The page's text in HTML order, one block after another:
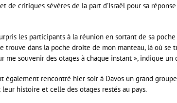
de critiques sévères de la part d’Israël pour sa
les participants à la réunion en sortant de sa
trouve dans la poche droite de mon manteau, là où se
me souvenir des otages à chaque instant », indique un
également rencontré hier soir à Davos un grand
histoire et celle des otages restés au pays.